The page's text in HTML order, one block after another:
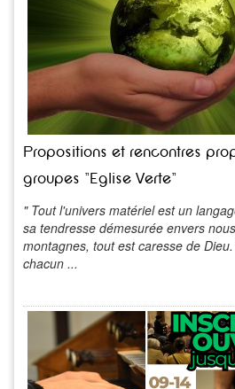
Propositions et rencontres
groupes "Eglise Verte"
" Tout l'univers matériel est un
sa tendresse démesurée envers
montagnes, tout est caresse de
chacun ...